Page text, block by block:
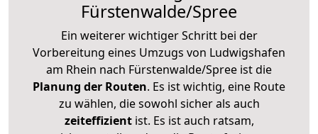
Fürstenwalde/Spree
Ein weiterer wichtiger Schritt bei der
Vorbereitung eines Umzugs von Ludwigshafen
am Rhein nach Fürstenwalde/Spree ist die
Planung der Routen. Es ist wichtig, eine Route
zu wählen, die sowohl sicher als auch
zeiteffizientist. Es ist auch ratsam,